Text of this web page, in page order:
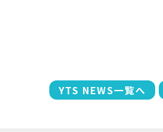
YTS NEWS一覧へ